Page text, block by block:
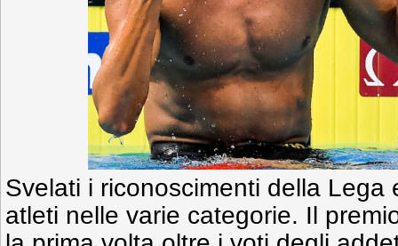
Svelati i riconoscimenti della Lega
atleti nelle varie categorie. Il